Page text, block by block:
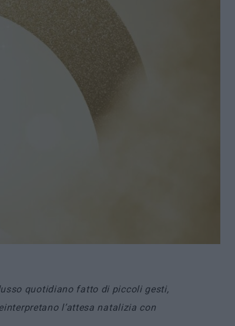
quotidiano fatto di piccoli gesti,
l’attesa natalizia con